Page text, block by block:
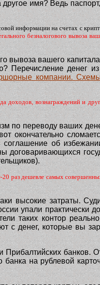
имя? Ведь
информации на счетах с
безналогового вывоза
вывоза вашего
Перечисление денег
компании.
доходов, вознаграждений и
по переводу ваших
окончательно
соглашение об
договаривающихся
раз дешевле самых
высокие затраты.
упали практически
таких контор
с денег, которые вы
Прибалтийских банков.
банка на рублевой